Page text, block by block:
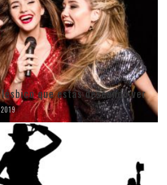
que estás deseando ver